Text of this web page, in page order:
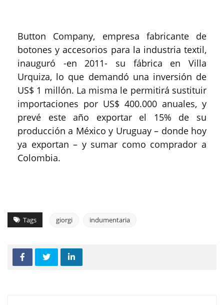
Button Company, empresa fabricante de
botones y accesorios para la industria textil,
inauguró -en 2011- su fábrica en Villa
Urquiza, lo que demandó una inversión de
US$ 1 millón. La misma le permitirá sustituir
importaciones por US$ 400.000 anuales, y
prevé este año exportar el 15% de su
producción a México y Uruguay – donde hoy
ya exportan – y sumar como comprador a
Colombia.
Tags giorgi indumentaria